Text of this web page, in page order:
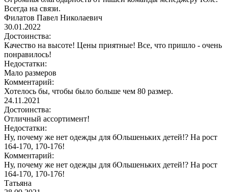
Всегда на связи.
Филатов Павел Николаевич
30.01.2022
Достоинства:
Качество на высоте! Цены приятные! Все, что пришло - очень
понравилось!
Недостатки:
Мало размеров
Комментарий:
Хотелось бы, чтобы было больше чем 80 размер.
24.11.2021
Достоинства:
Отличный ассортимент!
Недостатки:
Ну, почему же нет одежды для бОльшеньких детей!? На рост
164-170, 170-176!
Комментарий:
Ну, почему же нет одежды для бОльшеньких детей!? На рост
164-170, 170-176!
Татьяна